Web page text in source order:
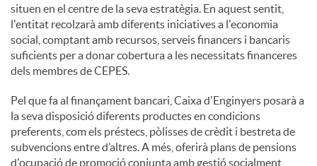
situen en el centre de la seva estratègia. En aquest sentit,
l'entitat recolzarà amb diferents iniciatives a l'economia
social, comptant amb recursos, serveis financers i bancaris
suficients per a donar cobertura a les necessitats financeres
dels membres de CEPES.
Pel que fa al finançament bancari, Caixa d'Enginyers posarà a
la seva disposició diferents productes en condicions
preferents, com els préstecs, pòlisses de crèdit i bestreta de
subvencions entre d’altres. A més, oferirà plans de pensions
d'ocupació de promoció conjunta amb gestió socialment